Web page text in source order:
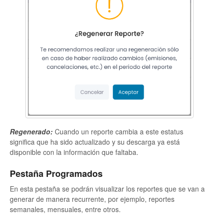
Regenerado: Cuando un reporte cambia a este estatus
significa que ha sido actualizado y su descarga ya está
disponible con la información que faltaba.
Pestaña Programados
En esta pestaña se podrán visualizar los reportes que se van a
generar de manera recurrente, por ejemplo, reportes
semanales, mensuales, entre otros.